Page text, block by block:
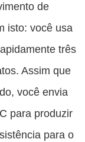
de
isto: você usa
três
Assim que
você envia
para produzir
para o